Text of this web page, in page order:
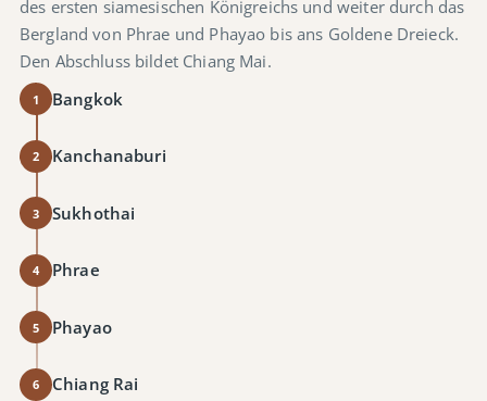
des ersten siamesischen Königreichs und weiter durch das
Bergland von Phrae und Phayao bis ans Goldene Dreieck.
Den Abschluss bildet Chiang Mai.
1 Bangkok
2 Kanchanaburi
3 Sukhothai
4 Phrae
5 Phayao
6 Chiang Rai